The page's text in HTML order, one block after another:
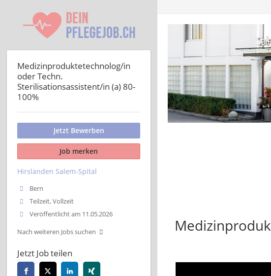
Medizinproduktetechnolog/in
oder Techn.
Sterilisationsassistent/in (a) 80-
100%
Jetzt Bewerben
Job merken
Hirslanden Salem-Spital
Bern
Teilzeit, Vollzeit
Veröffentlicht am 11.05.2026
Nach weiteren Jobs suchen
Jetzt Job teilen